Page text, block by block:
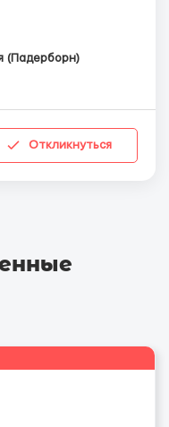
(Падерборн)
Откликнуться